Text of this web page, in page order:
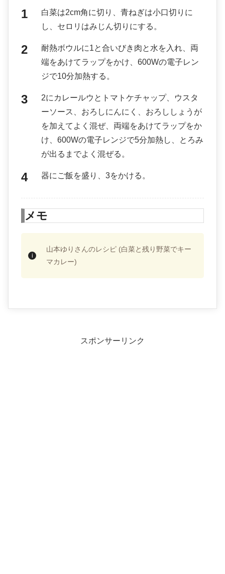
白菜は2cm角に切り、青ねぎは小口切りに
し、セロリはみじん切りにする。
耐熱ボウルに1と合いびき肉と水を入れ、両
端をあけてラップをかけ、600Wの電子レン
ジで10分加熱する。
2にカレールウとトマトケチャップ、ウスタ
ーソース、おろしにんにく、おろししょうが
を加えてよく混ぜ、両端をあけてラップをか
け、600Wの電子レンジで5分加熱し、とろみ
が出るまでよく混ぜる。
器にご飯を盛り、3をかける。
メモ
山本ゆりさんのレシピ (白菜と残り野菜でキー
マカレー)
スポンサーリンク